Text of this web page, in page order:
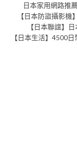
日本家用網路推
【日本防盜攝影機
【日本聯誼】
【日本生活】4500